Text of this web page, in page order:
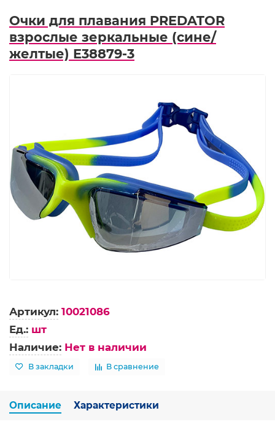
Очки для плавания PREDATOR
взрослые зеркальные (сине/
желтые) E38879-3
Артикул: 10021086
Ед.: шт
Наличие: Нет в наличии
В закладки В сравнение
Описание Характеристики